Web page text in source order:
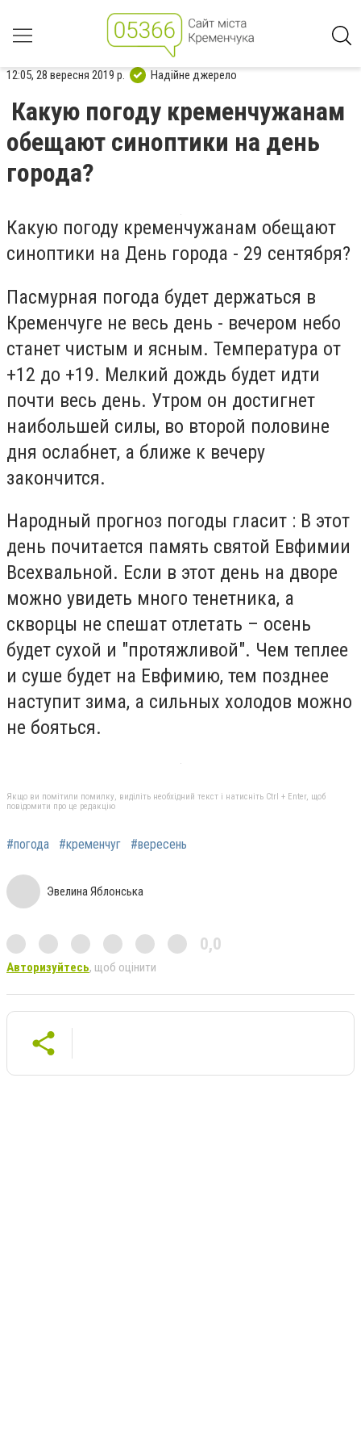
12:05, 28 вересня 2019 р. Надійне джерело
Какую погоду кременчужанам
обещают синоптики на день
города?
Какую погоду кременчужанам обещают
синоптики на День города - 29 сентября?
Пасмурная погода будет держаться в
Кременчуге не весь день - вечером небо
станет чистым и ясным. Температура от
+12 до +19. Мелкий дождь будет идти
почти весь день. Утром он достигнет
наибольшей силы, во второй половине
дня ослабнет, а ближе к вечеру
закончится.
Народный прогноз погоды гласит : В этот
день почитается память святой Евфимии
Всехвальной. Если в этот день на дворе
можно увидеть много тенетника, а
скворцы не спешат отлетать – осень
будет сухой и "протяжливой". Чем теплее
и суше будет на Евфимию, тем позднее
наступит зима, а сильных холодов можно
не бояться.
Якщо ви помітили помилку, виділіть необхідний текст і натисніть Ctrl + Enter, щоб
повідомити про це редакцію
#погода #кременчуг #вересень
Эвелина Яблонська
0,0
Авторизуйтесь, щоб оцінити